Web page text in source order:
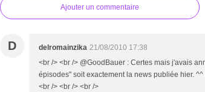
Ajouter un commentaire
D delromainzika 21/08/2010 17:38
<br /> <br /> @GoodBauer : Certes mais j'avais
épisodes" soit exactement la news publiée hier.
<br /> <br /> <br />